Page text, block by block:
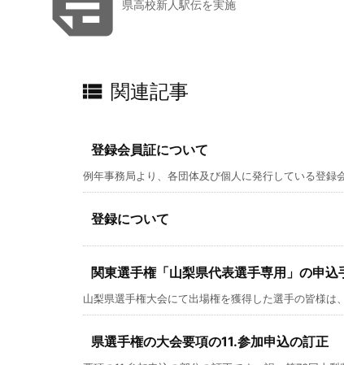
県高校新人駅伝を実施
 関連記事
登録会員証について
例年事務局より、各団体及び個人に発行している登録
登録について
関東選手権「山梨県代表選手専用」の申込
山梨県選手権大会にて出場権を獲得した選手の皆様
県選手権の大会要項の11.参加申込の訂正